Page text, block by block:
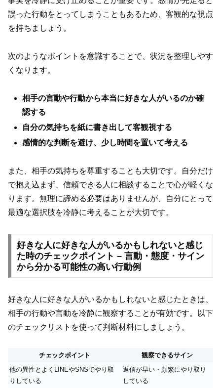
誤った行動をとってしまうこともあるため、客観的な視点
を持ちましょう。
次のようなポイントを意識することで、状況を整理しやす
くなります。
相手の言動や行動から本当に好きな人がいるのか確
認する
自分の気持ちを紙に書き出して客観視する
感情的な判断を避け、少し時間を置いて考える
また、相手の気持ちを尊重することも大切です。自分だけ
で抱え込まず、信頼できる人に相談することで心が軽くな
ります。無理に諦める必要はありませんが、自分にとって
最適な選択肢を冷静に考えることが大切です。
好きな人に好きな人がいるかもしれないと感じ
た時のチェックポイント – 言動・態度・サイン
から分かる可能性の高い行動例
好きな人に好きな人がいるかもしれないと感じたときは、
相手の行動や言動を冷静に観察することが有効です。以下
のチェックリストを使って判断材料にしましょう。
チェックポイント
観察できるサイン
他の異性とよくLINEやSNSでやり取
りしている
返信が早い・頻繁にやり取り
している